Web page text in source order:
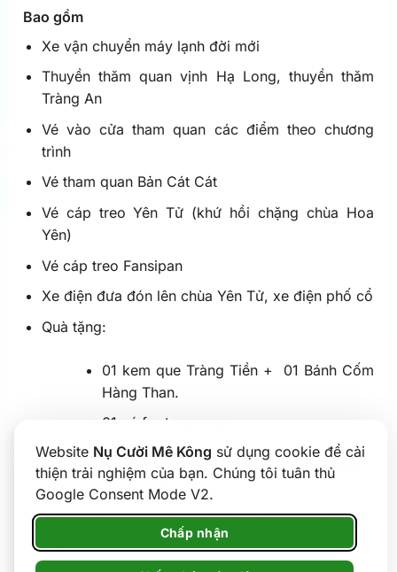
Website Nụ Cười Mê Kông sử dụng cookie để cải
thiện trải nghiệm của bạn. Chúng tôi tuân thủ
Google Consent Mode V2.
Chấp nhận
Bao gồm
Xe vận chuyển máy lạnh đời mới
Thuyền thăm quan vịnh Hạ Long, thuyền thăm
Tràng An
Vé vào cửa tham quan các điểm theo chương
trình
Vé tham quan Bản Cát Cát
Vé cáp treo Yên Tử (khứ hồi chặng chùa Hoa
Yên)
Vé cáp treo Fansipan
Xe điện đưa đón lên chùa Yên Tử, xe điện phố cổ
Quà tặng:
01 kem que Tràng Tiền + 01 Bánh Cốm
Hàng Than.
01 vé foot massage.
Nước và khăn trên xe ôtô: 02 chai nước 500ml +
02 khăn lạnh/người/ngày
Hướng dẫn viên chuyên nghiệp, nhiệt tình, chu